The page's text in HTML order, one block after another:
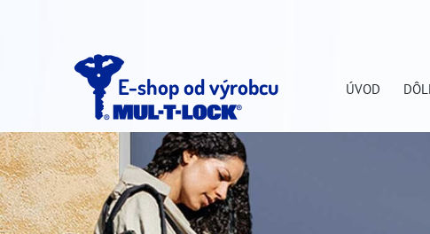
E-shop od výrobcu ÚVOD